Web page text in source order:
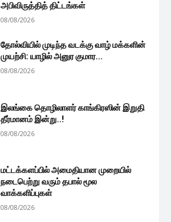
அபிவிருத்தித் திட்டங்கள்
08/08/2026
தோல்வியில் முடிந்த வடக்கு வாழ் மக்களின்
முயற்சி: யாழில் அனுர குமார...
08/08/2026
இலங்கை தொழிலாளர் காங்கிரஸின் இறுதி
தீர்மானம் இன்று..!
08/08/2026
மட்டக்களப்பில் அமைதியான முறையில்
நடைபெற்று வரும் தபால் மூல
வாக்களிப்புகள்
08/08/2026